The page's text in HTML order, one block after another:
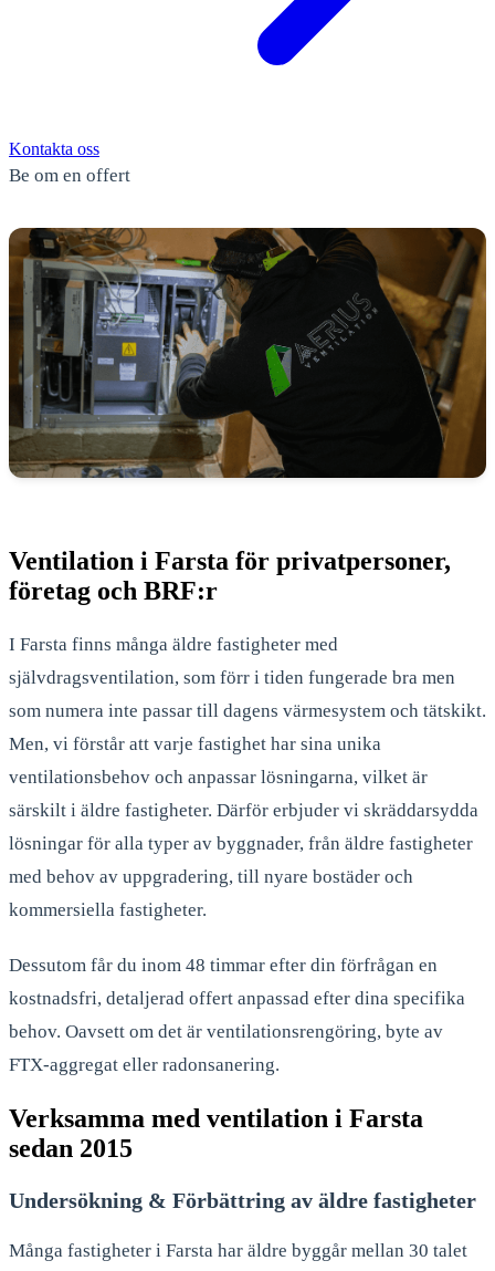
Kontakta oss
Be om en offert
Ventilation i Farsta för privatpersoner,
företag och BRF:r
I Farsta finns många äldre fastigheter med
självdragsventilation, som förr i tiden fungerade bra men
som numera inte passar till dagens värmesystem och tätskikt.
Men, vi förstår att varje fastighet har sina unika
ventilationsbehov och anpassar lösningarna, vilket är
särskilt i äldre fastigheter. Därför erbjuder vi skräddarsydda
lösningar för alla typer av byggnader, från äldre fastigheter
med behov av uppgradering, till nyare bostäder och
kommersiella fastigheter.
Dessutom får du inom 48 timmar efter din förfrågan en
kostnadsfri, detaljerad offert anpassad efter dina specifika
behov. Oavsett om det är ventilationsrengöring, byte av
FTX-aggregat eller radonsanering.
Verksamma med ventilation i Farsta
sedan 2015
Undersökning & Förbättring av äldre fastigheter
Många fastigheter i Farsta har äldre byggår mellan 30 talet